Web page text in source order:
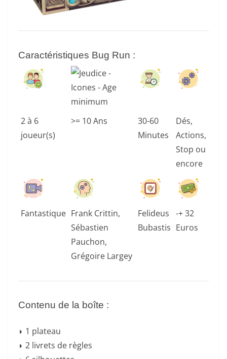
Caractéristiques Bug Run :
2 à 6
joueur(s)
>= 10 Ans
30-60
Minutes
Dés,
Actions,
Stop ou
encore
Fantastique Frank Crittin,
Sébastien
Pauchon,
Grégoire Largey
Felideus
Bubastis
-+ 32
Euros
Contenu de la boîte :
◗ 1 plateau
◗ 2 livrets de règles